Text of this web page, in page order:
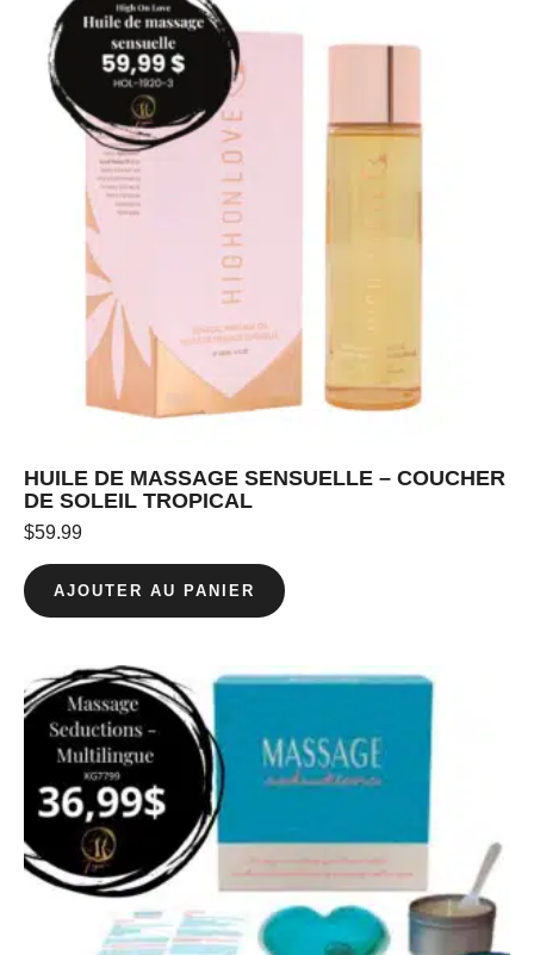
HUILE DE MASSAGE SENSUELLE – COUCHER
DE SOLEIL TROPICAL
$59.99
AJOUTER AU PANIER